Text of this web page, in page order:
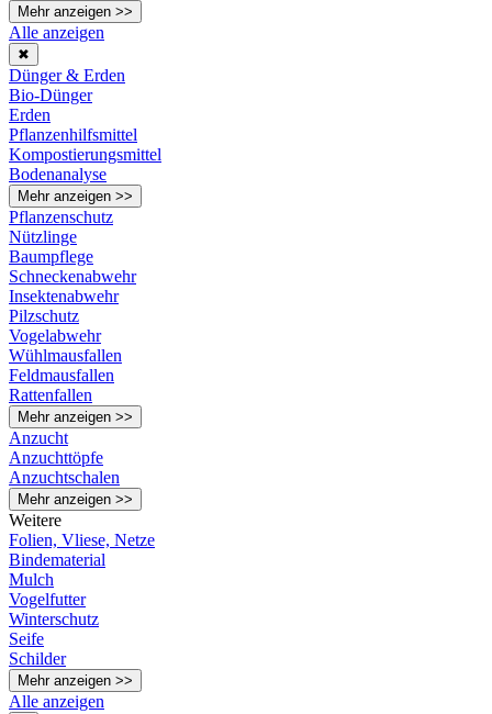
Mehr anzeigen >>
Alle anzeigen
✖
Dünger & Erden
Bio-Dünger
Erden
Pflanzenhilfsmittel
Kompostierungsmittel
Bodenanalyse
Mehr anzeigen >>
Pflanzenschutz
Nützlinge
Baumpflege
Schneckenabwehr
Insektenabwehr
Pilzschutz
Vogelabwehr
Wühlmausfallen
Feldmausfallen
Rattenfallen
Mehr anzeigen >>
Anzucht
Anzuchttöpfe
Anzuchtschalen
Mehr anzeigen >>
Weitere
Folien, Vliese, Netze
Bindematerial
Mulch
Vogelfutter
Winterschutz
Seife
Schilder
Mehr anzeigen >>
Alle anzeigen